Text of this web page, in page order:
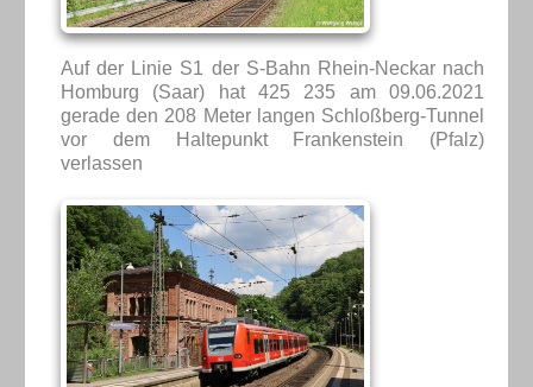
Auf der Linie S1 der S-Bahn Rhein-Neckar nach
Homburg (Saar) hat 425 235 am 09.06.2021
gerade den 208 Meter langen Schloßberg-Tunnel
vor dem Haltepunkt Frankenstein (Pfalz)
verlassen